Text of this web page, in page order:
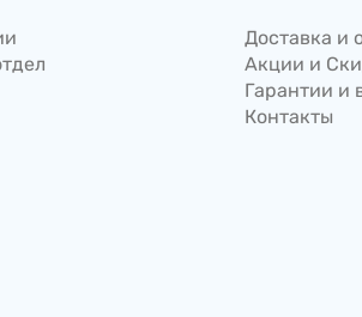
Доставка и
Акции и
Гарантии и
Контакты